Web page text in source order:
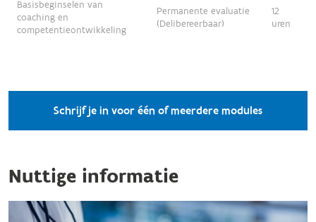
Basisbeginselen van
coaching en
competentieontwikkeling
Permanente evaluatie
(Delibereerbaar)
12
uren
Schrijf je in voor één of meerdere modules
Nuttige informatie